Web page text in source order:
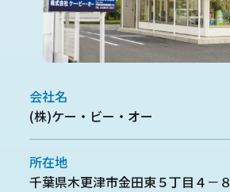
会社名
(株)ケー・ビー・オー
所在地
千葉県木更津市金田東５丁目４－８